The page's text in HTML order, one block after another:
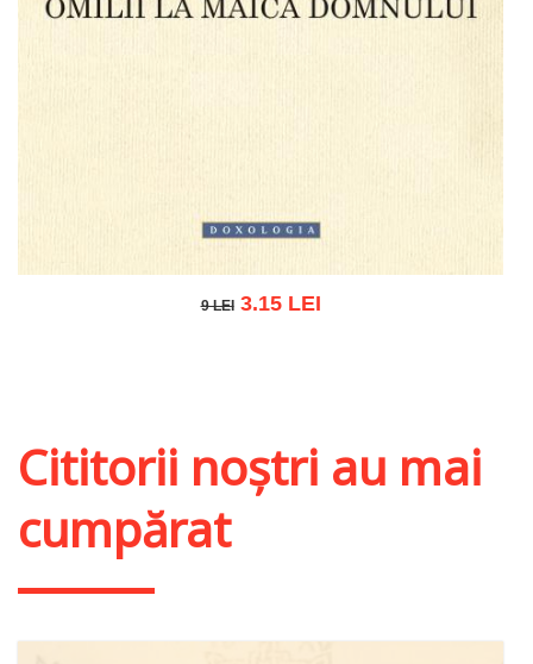
9 LEI
9 LEI3.15 LEI
Cititorii noștri au mai
cumpărat